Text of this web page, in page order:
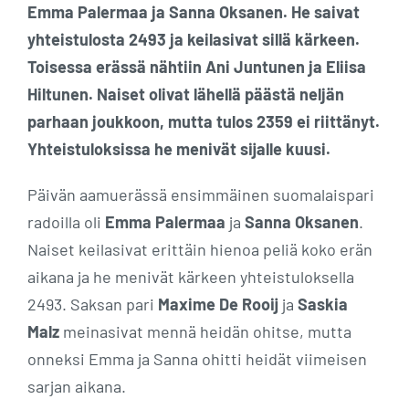
Emma Palermaa ja Sanna Oksanen. He saivat
yhteistulosta 2493 ja keilasivat sillä kärkeen.
Toisessa erässä nähtiin Ani Juntunen ja Eliisa
Hiltunen. Naiset olivat lähellä päästä neljän
parhaan joukkoon, mutta tulos 2359 ei riittänyt.
Yhteistuloksissa he menivät sijalle kuusi.
Päivän aamuerässä ensimmäinen suomalaispari
radoilla oli Emma Palermaa ja Sanna Oksanen.
Naiset keilasivat erittäin hienoa peliä koko erän
aikana ja he menivät kärkeen yhteistuloksella
2493. Saksan pari Maxime De Rooij ja Saskia
Malz meinasivat mennä heidän ohitse, mutta
onneksi Emma ja Sanna ohitti heidät viimeisen
sarjan aikana.